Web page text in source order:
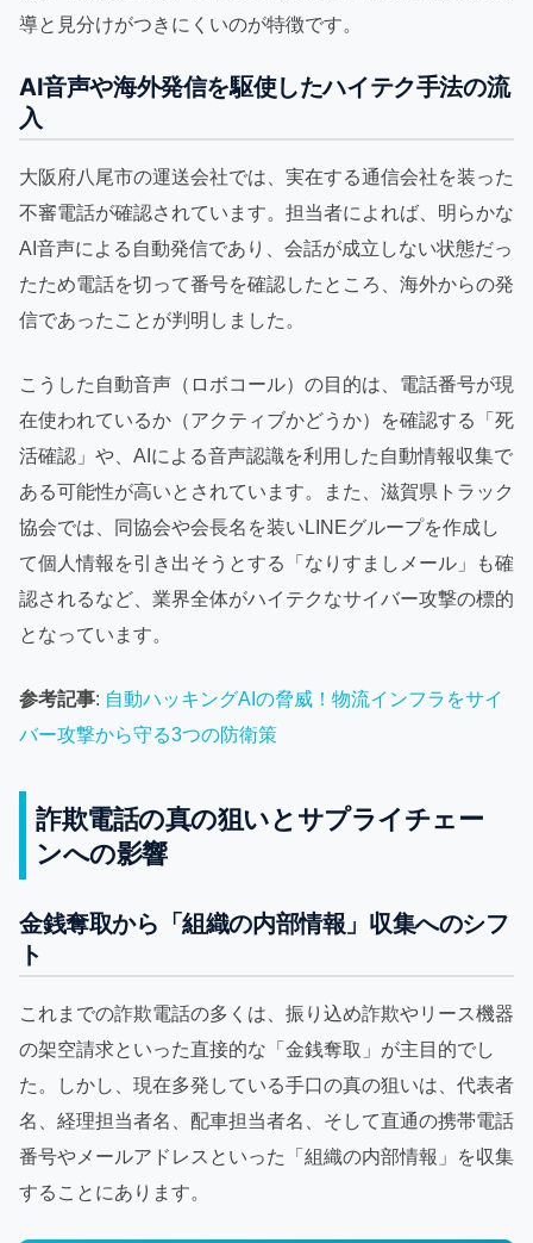
導と見分けがつきにくいのが特徴です。
AI音声や海外発信を駆使したハイテク手法の流
入
大阪府八尾市の運送会社では、実在する通信会社を装った
不審電話が確認されています。担当者によれば、明らかな
AI音声による自動発信であり、会話が成立しない状態だっ
たため電話を切って番号を確認したところ、海外からの発
信であったことが判明しました。
こうした自動音声（ロボコール）の目的は、電話番号が現
在使われているか（アクティブかどうか）を確認する「死
活確認」や、AIによる音声認識を利用した自動情報収集で
ある可能性が高いとされています。また、滋賀県トラック
協会では、同協会や会長名を装いLINEグループを作成し
て個人情報を引き出そうとする「なりすましメール」も確
認されるなど、業界全体がハイテクなサイバー攻撃の標的
となっています。
参考記事: 自動ハッキングAIの脅威！物流インフラをサイ
バー攻撃から守る3つの防衛策
詐欺電話の真の狙いとサプライチェー
ンへの影響
金銭奪取から「組織の内部情報」収集へのシフ
ト
これまでの詐欺電話の多くは、振り込め詐欺やリース機器
の架空請求といった直接的な「金銭奪取」が主目的でし
た。しかし、現在多発している手口の真の狙いは、代表者
名、経理担当者名、配車担当者名、そして直通の携帯電話
番号やメールアドレスといった「組織の内部情報」を収集
することにあります。